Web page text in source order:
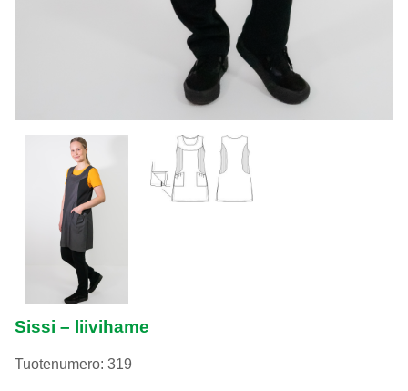
Sissi – liivihame
Tuotenumero: 319